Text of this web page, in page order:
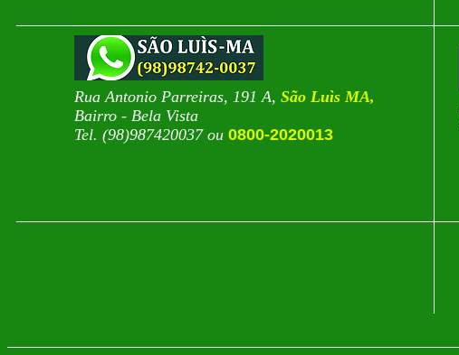
Rua Antonio Parreiras, 191 A, São Luìs MA,
Bairro - Bela Vista
Tel. (98)987420037 ou 0800-2020013